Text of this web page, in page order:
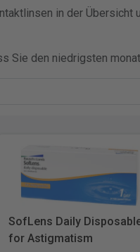
in der Übersicht
Sie den niedrigsten
SofLens Daily
for Astigmatism